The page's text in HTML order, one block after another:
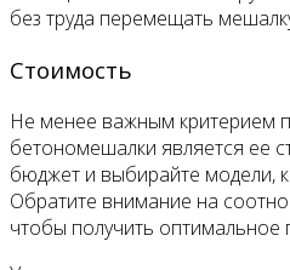
без труда перемещать
Стоимость
Не менее важным критерием
бетономешалки является ее
бюджет и выбирайте модели,
Обратите внимание на
чтобы получить оптимальное